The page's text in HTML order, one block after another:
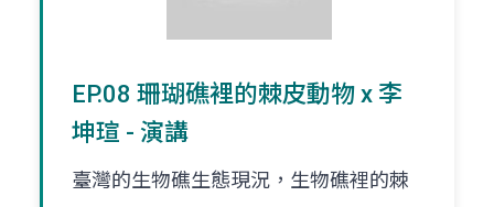
EP.08 珊瑚礁裡的棘皮動物 x 李
坤瑄 - 演講
臺灣的生物礁生態現況，生物礁裡的棘